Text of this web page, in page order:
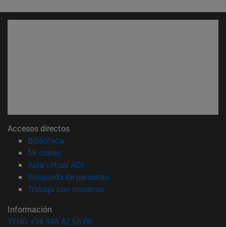
Accesos directos
Biblioteca
Mi correo(abre en nueva ventana)
Aula virtual ADI
Búsqueda de personas(abre en nueva ventana)
Trabaja con nosotros(abre en nueva ventana)
Información
TFNO +34 948 42 56 00